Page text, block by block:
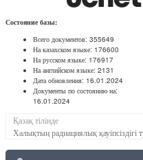
Состояние базы:
Всего документов: 355649
На казахском языке: 176600
На русском языке: 176917
На английском языке: 2131
Дата обновления: 16.01.2024
Документы по состоянию на:
16.01.2024
Қазақ тілінде
Халықтың радиациялық қауіпсіздігі